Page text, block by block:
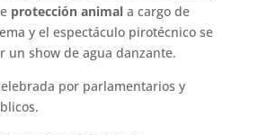
protección animala cargo de
y el espectáculo pirotécnico se
un show de agua danzante.
por parlamentarios y